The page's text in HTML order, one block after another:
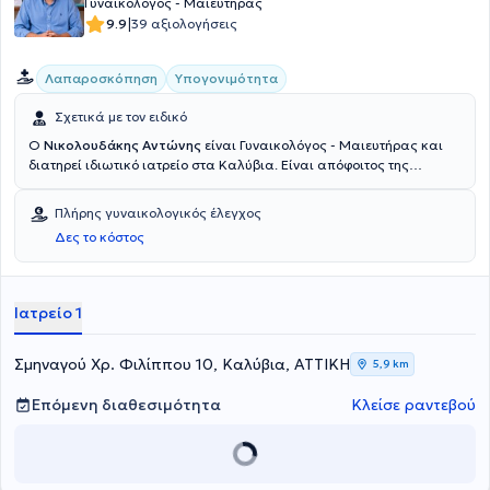
9.9|39 αξιολογήσεις
Λαπαροσκόπηση Υπογονιμότητα
Σχετικά με τον ειδικό
Ο Νικολουδάκης Αντώνης είναι Γυναικολόγος - Μαιευτήρας και
διατηρεί ιδιωτικό ιατρείο στα Καλύβια. Είναι απόφοιτος της
ανοσολογία της αναπαραγωγής και στην λαπαροσκοπική
χειρουργική. Διευθύνει το τμήμα ελέγχου επαναλαμβανόμενων
αποβολών και είναι επιστημονικός συνεργάτης της μονάδας
εξωσωματικής γονιμοποίησης του Μαιευτηρίου ΡΕΑ (REA IVF).
Ενδοσκόπησης και της Ευρωπαϊκής Εταιρείας Γυναικολογικής
Ενδοσκόπησης. Στο ιατρείο του αναλαμβάνει περιστατικά που
πιο συγκεκριμένα: Υπογονιμότητα, Ρομποτική χειρουργική και
Πλήρης γυναικολογικός έλεγχος
Δες το κόστος
Ιατρείο 1
Σμηναγού Χρ. Φιλίππου 10, Καλύβια, ΑΤΤΙΚΗ 5,9 km
Επόμενη διαθεσιμότητα Κλείσε ραντεβού